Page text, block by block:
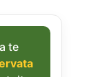
te